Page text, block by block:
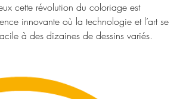
L’une des plateformes qui incarne le mieux cette révolution du coloriage est
innovante où la technologie et l’art se
à des dizaines de dessins variés.